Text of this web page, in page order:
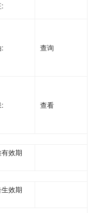
查询
查看
效期
效期